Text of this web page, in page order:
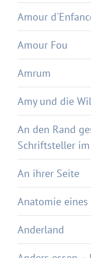
Amour
Amour Fou
Amrum
Amy und die
An den Rand
Schriftsteller
An ihrer Seite
Anatomie eines
Anderland